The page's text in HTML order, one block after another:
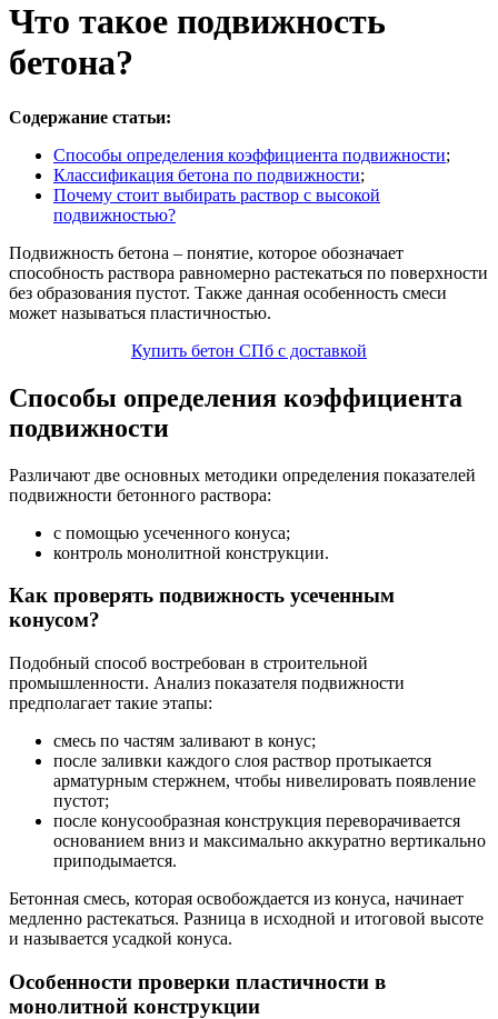
Что такое подвижность
бетона?
Содержание статьи:
Способы определения коэффициента подвижности;
Классификация бетона по подвижности;
Почему стоит выбирать раствор с высокой
подвижностью?
Подвижность бетона – понятие, которое обозначает
способность раствора равномерно растекаться по поверхности
без образования пустот. Также данная особенность смеси
может называться пластичностью.
Купить бетон СПб с доставкой
Способы определения коэффициента
подвижности
Различают две основных методики определения показателей
подвижности бетонного раствора:
с помощью усеченного конуса;
контроль монолитной конструкции.
Как проверять подвижность усеченным
конусом?
Подобный способ востребован в строительной
промышленности. Анализ показателя подвижности
предполагает такие этапы:
смесь по частям заливают в конус;
после заливки каждого слоя раствор протыкается
арматурным стержнем, чтобы нивелировать появление
пустот;
после конусообразная конструкция переворачивается
основанием вниз и максимально аккуратно вертикально
приподымается.
Бетонная смесь, которая освобождается из конуса, начинает
медленно растекаться. Разница в исходной и итоговой высоте
и называется усадкой конуса.
Особенности проверки пластичности в
монолитной конструкции